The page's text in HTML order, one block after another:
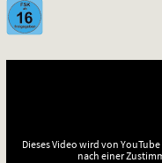
Dieses Video wird von
nach einer